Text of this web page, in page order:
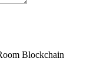
Blockchain